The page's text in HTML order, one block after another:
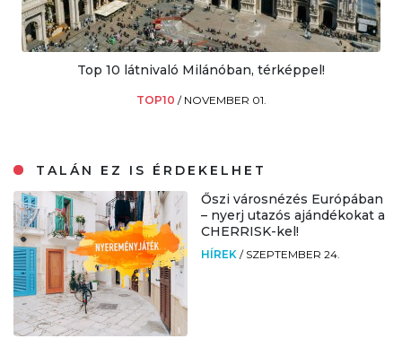
Top 10 látnivaló Milánóban, térképpel!
TOP10 / NOVEMBER 01.
TALÁN EZ IS ÉRDEKELHET
Őszi városnézés Európában
– nyerj utazós ajándékokat a
CHERRISK-kel!
HÍREK / SZEPTEMBER 24.